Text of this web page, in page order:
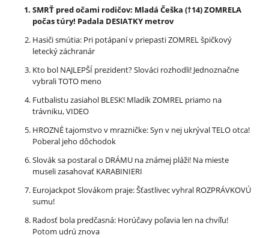
SMRŤ pred očami rodičov: Mladá Češka (†14) ZOMRELA
počas túry! Padala DESIATKY metrov
Hasiči smútia: Pri potápaní v priepasti ZOMREL špičkový
letecký záchranár
Kto bol NAJLEPŠÍ prezident? Slováci rozhodli! Jednoznačne
vybrali TOTO meno
Futbalistu zasiahol BLESK! Mladík ZOMREL priamo na
trávniku, VIDEO
HROZNÉ tajomstvo v mrazničke: Syn v nej ukrýval TELO otca!
Poberal jeho dôchodok
Slovák sa postaral o DRÁMU na známej pláži! Na mieste
museli zasahovať KARABINIERI
Eurojackpot Slovákom praje: Šťastlivec vyhral ROZPRÁVKOVÚ
sumu!
Radosť bola predčasná: Horúčavy poľavia len na chvíľu!
Potom udrú znova